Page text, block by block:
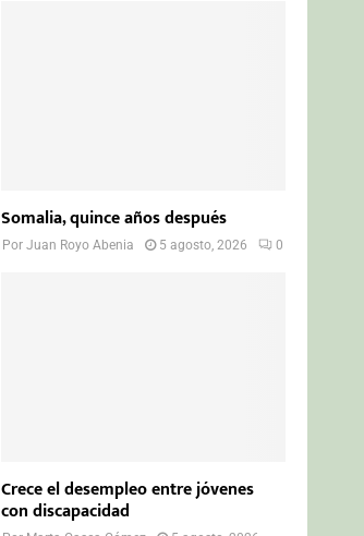
Somalia, quince años después
PorJuan Royo Abenia 5 agosto, 2026 0
Crece el desempleo entre jóvenes
con discapacidad